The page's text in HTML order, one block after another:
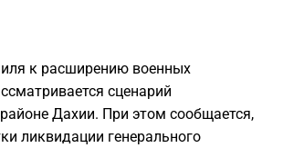
к расширению военных
сценарий
Дахии. При этом сообщается,
ликвидации генерального